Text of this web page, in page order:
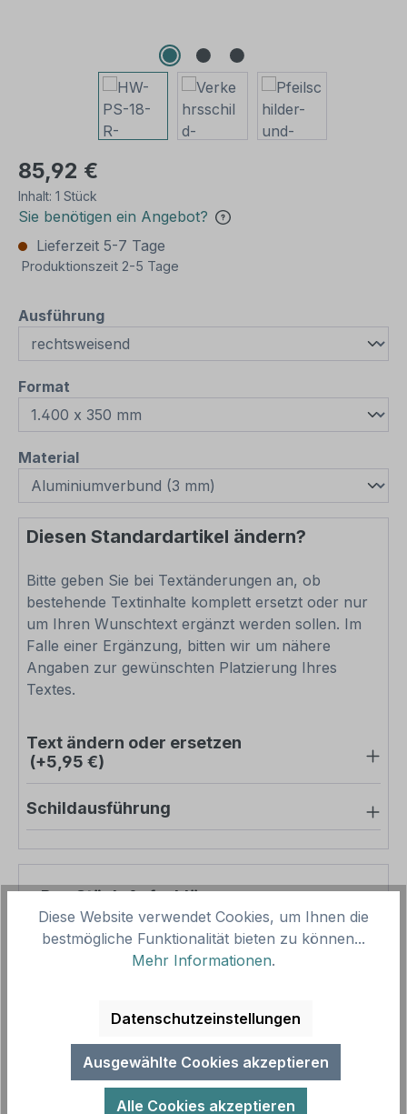
85,92 €
Inhalt: 1 Stück
Sie benötigen ein Angebot?
Lieferzeit 5-7 Tage
Produktionszeit 2-5 Tage
Ausführungauswählen
Format
Materialauswählen
Diesen Standardartikel ändern?
Bitte geben Sie bei Textänderungen an, ob
bestehende Textinhalte komplett ersetzt oder nur
um Ihren Wunschtext ergänzt werden sollen. Im
Falle einer Ergänzung, bitten wir um nähere
Angaben zur gewünschten Platzierung Ihres
Textes.
Text ändern oder ersetzen
(+5,95 €)
Schildausführung
Pro-Stück-Aufschläge
Produktpreis
85,92 €
Zwischensumme
Zusammenfassung
Gesamtpreis
85,92 €
Preise inkl. MwSt. zzgl. Versandkosten
Aufgrund von Neuberechnungen im Warenkorb sind
Diese Website verwendet Cookies, um Ihnen die
bestmögliche Funktionalität bieten zu können...
Mehr Informationen.
Datenschutzeinstellungen
Ausgewählte Cookies akzeptieren
Alle Cookies akzeptieren